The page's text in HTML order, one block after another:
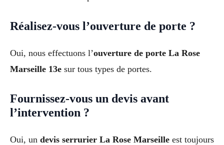
Réalisez-vous l’ouverture de porte ?
Oui, nous effectuons l’ouverture de porte La Rose
Marseille 13e sur tous types de portes.
Fournissez-vous un devis avant
l’intervention ?
Oui, un devis serrurier La Rose Marseille est toujours